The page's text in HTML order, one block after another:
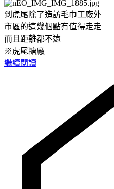
到虎尾除了造訪毛巾工廠外
市區的這幾個點有值得走走
而且距離都不遠
※虎尾糖廠
繼續閱讀